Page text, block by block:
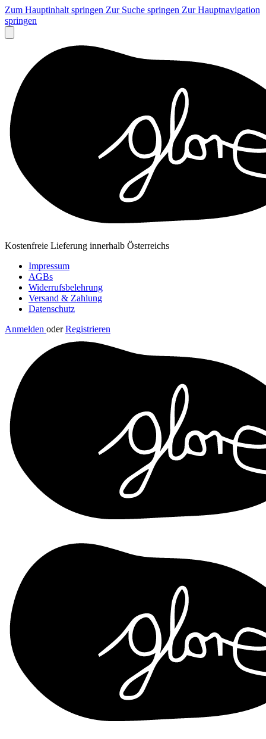
Zum Hauptinhalt springen Zur Suche springen Zur Hauptnavigation
springen
Kostenfreie Lieferung innerhalb Österreichs
Impressum
AGBs
Widerrufsbelehrung
Versand & Zahlung
Datenschutz
Anmelden oder Registrieren